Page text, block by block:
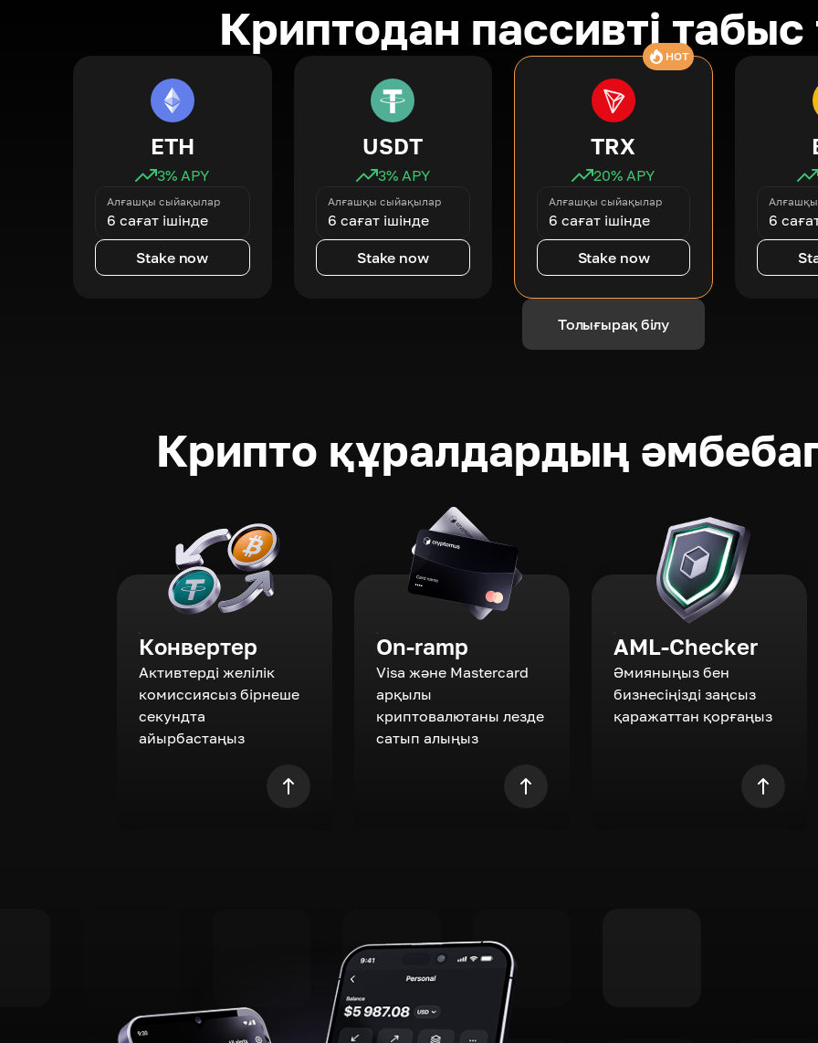
Криптодан пассивті
ETH
3% APY
Алғашқы сыйақылар
6 сағат ішінде
Stake now
USDT
3% APY
Алғашқы сыйақылар
6 сағат ішінде
Stake now
HOT
TRX
20% APY
Алғашқы сыйақылар
6 сағат ішінде
Stake now
6
Толығырақ білу
Крипто құралдардың
Конвертер
Активтерді желілік
комиссиясыз бірнеше
секундта
айырбастаңыз
On-ramp
Visa және Mastercard
арқылы
криптовалютаны лезде
сатып алыңыз
AML-Checker
Әмияныңыз бен
бизнесіңізді заңсыз
қаражаттан қорғаңыз